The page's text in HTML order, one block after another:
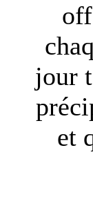
jour
et